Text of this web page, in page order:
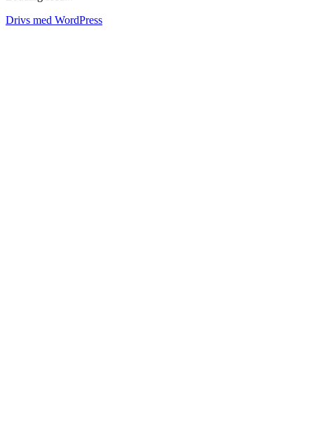
Drivs med WordPress